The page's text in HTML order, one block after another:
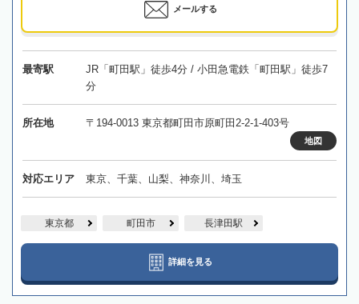
メールする
最寄駅
JR「町田駅」徒歩4分 / 小田急電鉄「町田駅」徒歩7
分
所在地 〒194-0013 東京都町田市原町田2-2-1-403号
地図
対応エリア 東京、千葉、山梨、神奈川、埼玉
東京都 町田市 長津田駅
詳細を見る